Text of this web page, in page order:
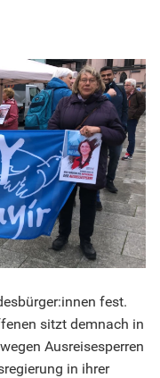
fest.
sitzt demnach in
Ausreisesperren
in ihrer